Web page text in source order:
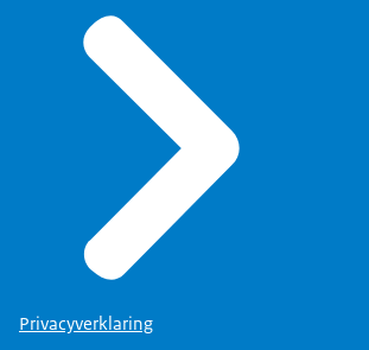
mensen, dus ik moet instructies geven.
Privacyverklaring